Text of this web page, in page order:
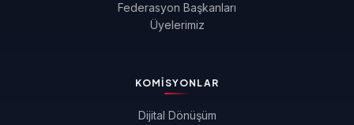
Federasyon Başkanları
Üyelerimiz
KOMISYONLAR
Dijital Dönüşüm